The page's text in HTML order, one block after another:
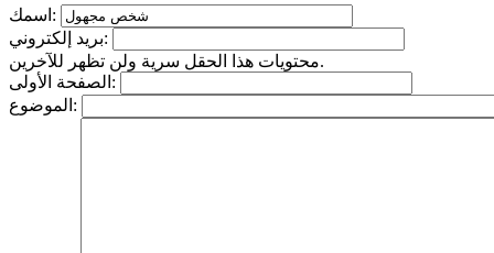
اسمك:
بريد إلكتروني:
محتويات هذا الحقل سرية ولن تظهر للآخرين.
الصفحة الأولى:
الموضوع: